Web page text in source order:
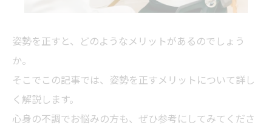
姿勢を正すと、どのようなメリットがあるのでしょう
か。
そこでこの記事では、姿勢を正すメリットについて詳し
く解説します。
心身の不調でお悩みの方も、ぜひ参考にしてみてくださ